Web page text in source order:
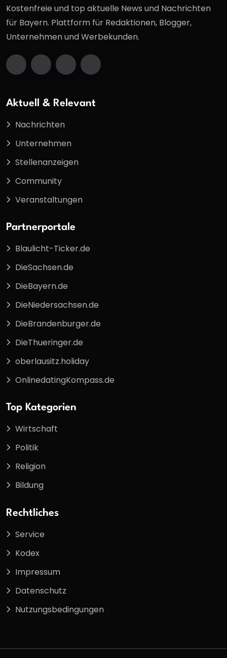
Kostenfreie und top aktuelle News und Nachrichten
für Bayern. Plattform für Redaktionen, Blogger,
Unternehmen und Werbekunden.
Aktuell & Relevant
Nachrichten
Unternehmen
Stellenanzeigen
Community
Veranstaltungen
Partnerportale
Blaulicht-Ticker.de
DieSachsen.de
DieBayern.de
DieNiedersachsen.de
DieBrandenburger.de
DieThueringer.de
oberlausitz.holiday
OnlinedatingKompass.de
Top Kategorien
Wirtschaft
Politik
Religion
Bildung
Rechtliches
Service
Kodex
Impressum
Datenschutz
Nutzungsbedingungen